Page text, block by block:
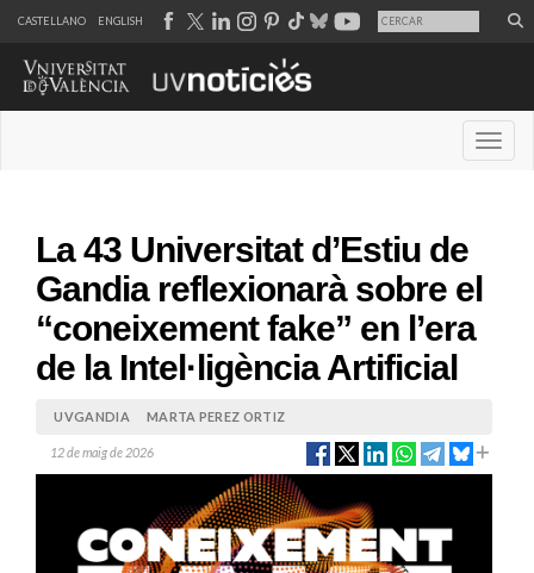
CASTELLANO ENGLISH
La 43 Universitat d’Estiu de
Gandia reflexionarà sobre el
“coneixement fake” en l’era
de la Intel·ligència Artificial
UVGANDIA MARTA PEREZ ORTIZ
12 de maig de 2026